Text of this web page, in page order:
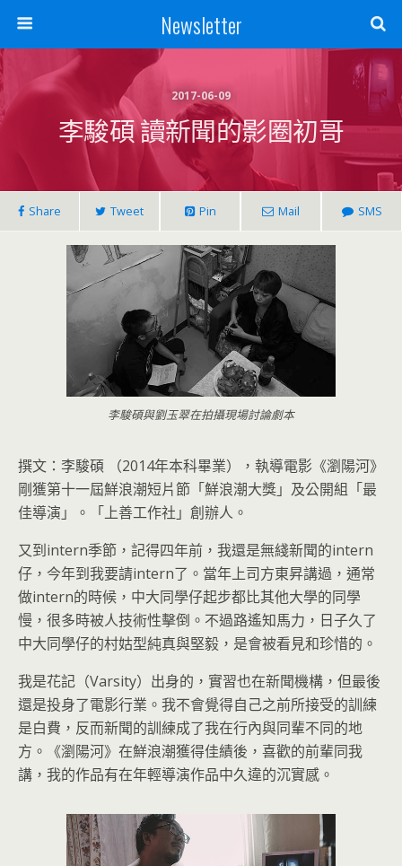
Newsletter
2017-06-09
李駿碩 讀新聞的影圈初哥
Share Tweet Pin Mail SMS
李駿碩與劉玉翠在拍攝現場討論劇本
撰文：李駿碩 （2014年本科畢業），執導電影《瀏陽河》
剛獲第十一屆鮮浪潮短片節「鮮浪潮大獎」及公開組「最
佳導演」。「上善工作社」創辦人。
又到intern季節，記得四年前，我還是無綫新聞的intern
仔，今年到我要請intern了。當年上司方東昇講過，通常
做intern的時候，中大同學仔起步都比其他大學的同學
慢，很多時被人技術性擊倒。不過路遙知馬力，日子久了
中大同學仔的村姑型純真與堅毅，是會被看見和珍惜的。
我是花記（Varsity）出身的，實習也在新聞機構，但最後
還是投身了電影行業。我不會覺得自己之前所接受的訓練
是白費，反而新聞的訓練成了我在行內與同輩不同的地
方。《瀏陽河》在鮮浪潮獲得佳績後，喜歡的前輩同我
講，我的作品有在年輕導演作品中久違的沉實感。